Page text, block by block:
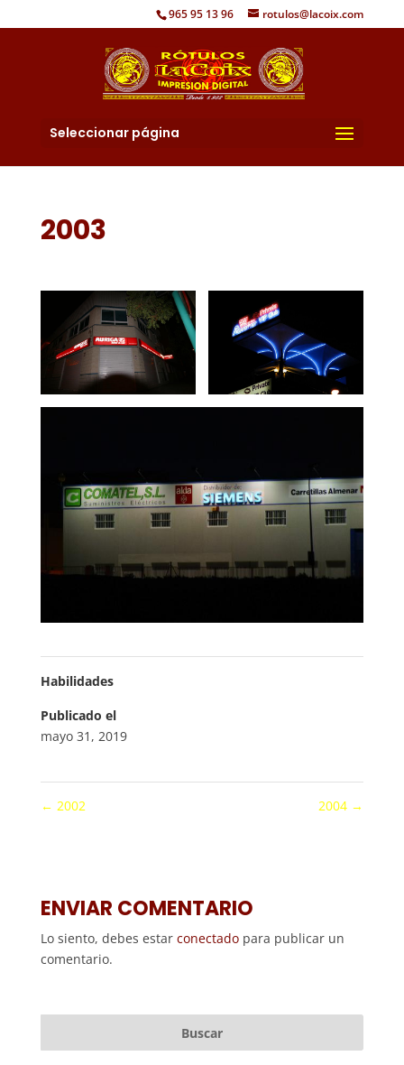
965 95 13 96 rotulos@lacoix.com
Seleccionar página
2003
Habilidades
Publicado el
mayo 31, 2019
← 2002 2004 →
ENVIAR COMENTARIO
Lo siento, debes estar conectadopara publicar un
comentario.